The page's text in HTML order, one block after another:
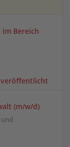
Bereich
veröffentlicht
(m/w/d)